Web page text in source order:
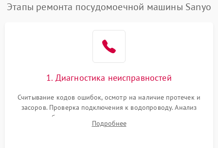
Этапы ремонта посудомоечной машины Sanyo
1. Диагностика неисправностей
Считывание кодов ошибок, осмотр на наличие протечек и
засоров. Проверка подключения к водопроводу. Анализ
жалоб на отсутствие слива, нагрева, вращения
разбрызгивателей или срабатывание системы защиты
Подробнее